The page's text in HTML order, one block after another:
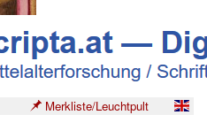
Merkliste/Leuchtpult